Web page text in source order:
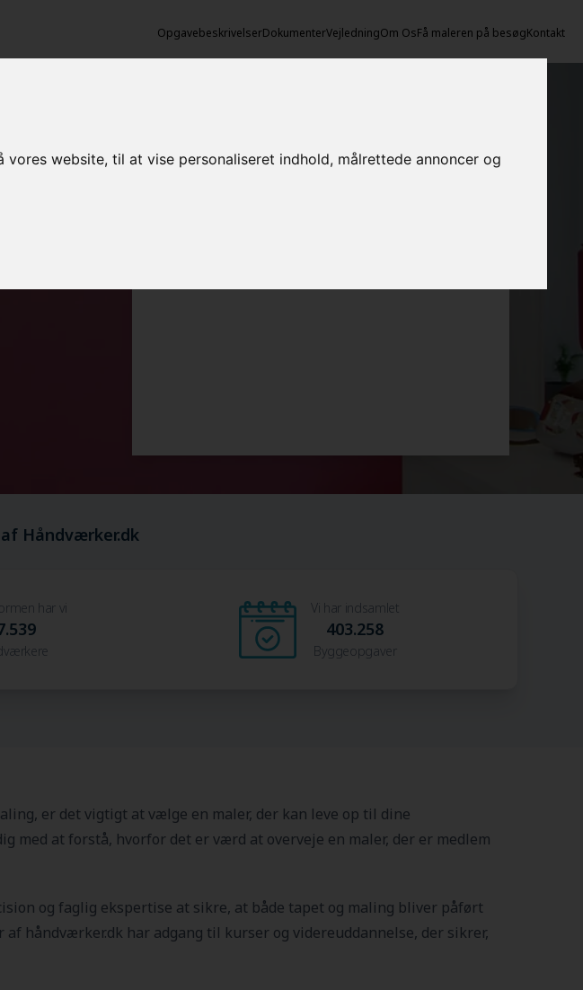
website, til at vise personaliseret indhold, målrettede annoncer og
OpgavebeskrivelserDokumenterVejledningOm OsFå maleren på besøgKontakt
Håndværker.dk
har vi Vi har indsamlet
403.258
Byggeopgaver
er det vigtigt at vælge en maler, der kan leve op til dine
med at forstå, hvorfor det er værd at overveje en maler, der er medlem
og faglig ekspertise at sikre, at både tapet og maling bliver påført
håndværker.dk har adgang til kurser og videreuddannelse, der sikrer,